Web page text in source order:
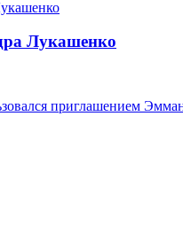
Лукашенко
приглашением